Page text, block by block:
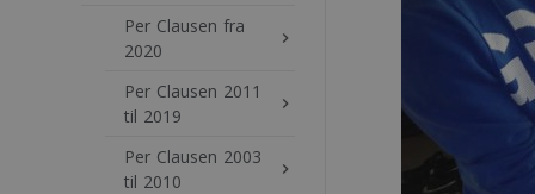
Per Clausen fra
2020
keyboard_arrow_right
Per Clausen 2011
til 2019
keyboard_arrow_right
Per Clausen 2003
til 2010
keyboard_arrow_right